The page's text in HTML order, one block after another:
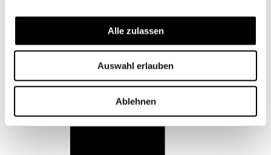
Alle zulassen
Auswahl erlauben
Ablehnen